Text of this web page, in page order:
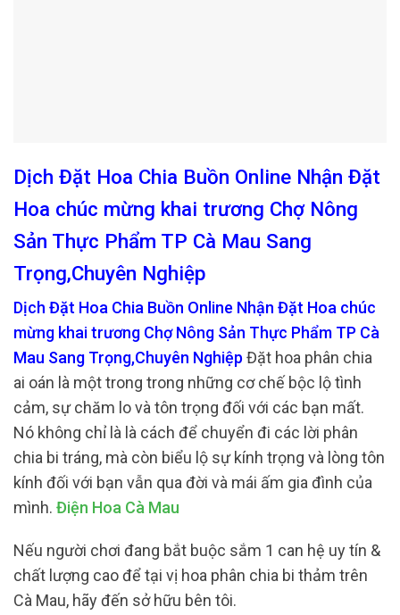
Dịch Đặt Hoa Chia Buồn Online Nhận Đặt
Hoa chúc mừng khai trương Chợ Nông
Sản Thực Phẩm TP Cà Mau Sang
Trọng,Chuyên Nghiệp
Dịch Đặt Hoa Chia Buồn Online Nhận Đặt Hoa chúc
mừng khai trương Chợ Nông Sản Thực Phẩm TP Cà
Mau Sang Trọng,Chuyên Nghiệp Đặt hoa phân chia
ai oán là một trong trong những cơ chế bộc lộ tình
cảm, sự chăm lo và tôn trọng đối với các bạn mất.
Nó không chỉ là là cách để chuyển đi các lời phân
chia bi tráng, mà còn biểu lộ sự kính trọng và lòng tôn
kính đối với bạn vẫn qua đời và mái ấm gia đình của
mình. Điện Hoa Cà Mau
Nếu người chơi đang bắt buộc sắm 1 can hệ uy tín &
chất lượng cao để tại vị hoa phân chia bi thảm trên
Cà Mau, hãy đến sở hữu bên tôi.